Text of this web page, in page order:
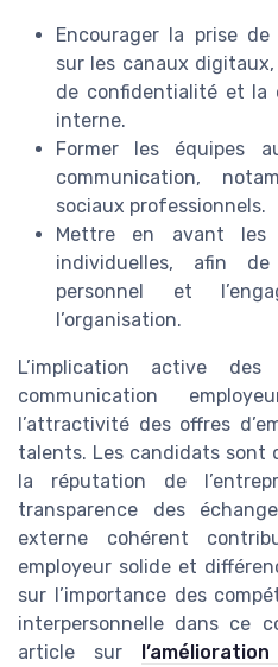
Encourager la prise
sur les canaux
de confidentialité et la
interne.
Former les équipes
communication,
sociaux professionnels.
Mettre en avant les
individuelles, afin
personnel et
l’organisation.
L’implication active
communication
l’attractivité des offres
talents. Les candidats sont
la réputation de
transparence des
externe cohérent
employeur solide et
sur l’importance des
interpersonnelle dans ce
article sur